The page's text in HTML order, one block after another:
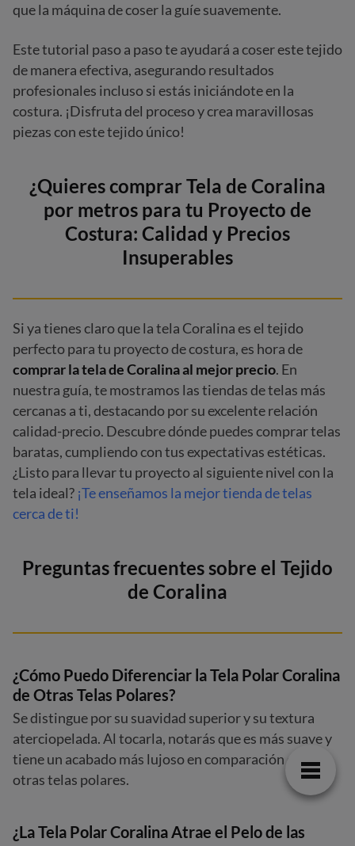
que la máquina de coser la guíe suavemente.
Este tutorial paso a paso te ayudará a coser este tejido
de manera efectiva, asegurando resultados
profesionales incluso si estás iniciándote en la
costura. ¡Disfruta del proceso y crea maravillosas
piezas con este tejido único!
¿Quieres comprar Tela de Coralina
por metros para tu Proyecto de
Costura: Calidad y Precios
Insuperables
Si ya tienes claro que la tela Coralina es el tejido
perfecto para tu proyecto de costura, es hora de
comprar la tela de Coralina al mejor precio. En
nuestra guía, te mostramos las tiendas de telas más
cercanas a ti, destacando por su excelente relación
calidad-precio. Descubre dónde puedes comprar telas
baratas, cumpliendo con tus expectativas estéticas.
¿Listo para llevar tu proyecto al siguiente nivel con la
tela ideal? ¡Te enseñamos la mejor tienda de telas
cerca de ti!
Preguntas frecuentes sobre el Tejido
de Coralina
¿Cómo Puedo Diferenciar la Tela Polar Coralina
de Otras Telas Polares?
Se distingue por su suavidad superior y su textura
aterciopelada. Al tocarla, notarás que es más suave y
tiene un acabado más lujoso en comparación con
otras telas polares.
¿La Tela Polar Coralina Atrae el Pelo de las